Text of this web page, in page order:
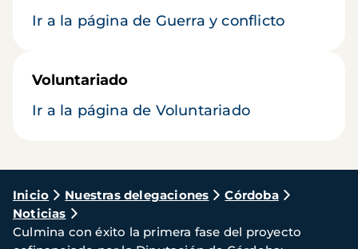
Ir a la página de Guerra y conflicto
Voluntariado
Ir a la página de Voluntariado
Ruta
de
navegación
Inicio Nuestras delegaciones
Córdoba
Noticias
Culmina con éxito la primera fase del proyecto